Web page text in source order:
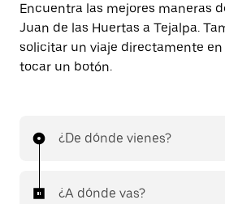
Encuentra las mejores maneras
Juan de las Huertas a Tejalpa.
solicitar un viaje directamente
tocar un botón.
¿De dónde vienes?
¿A dónde vas?